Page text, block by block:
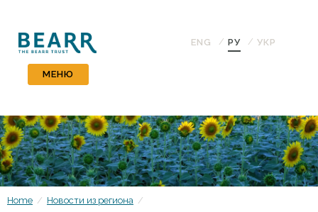
ENG PУ УКР
МЕНЮ
Home / Новости из региона /